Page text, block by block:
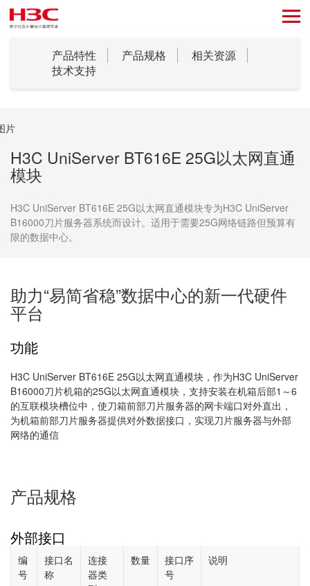
产品特性 产品规格
相关资源
技术支持
H3C UniServer BT616E 25G以太网直通
模块
H3C UniServer BT616E 25G以太网直通模块专为H3C UniServer
B16000刀片服务器系统而设计。适用于需要25G网络链路但预算有
限的数据中心。
助力“易简省稳”数据中心的新一代硬件
平台
功能
H3C UniServer BT616E 25G以太网直通模块，作为H3C UniServer
B16000刀片机箱的25G以太网直通模块，支持安装在机箱后部1～6
的互联模块槽位中，使刀箱前部刀片服务器的网卡端口对外直出，
为机箱前部刀片服务器提供对外数据接口，实现刀片服务器与外部
网络的通信
产品规格
外部接口
编
号
接口名
称
连接
器类
数量
接口序
号
说明